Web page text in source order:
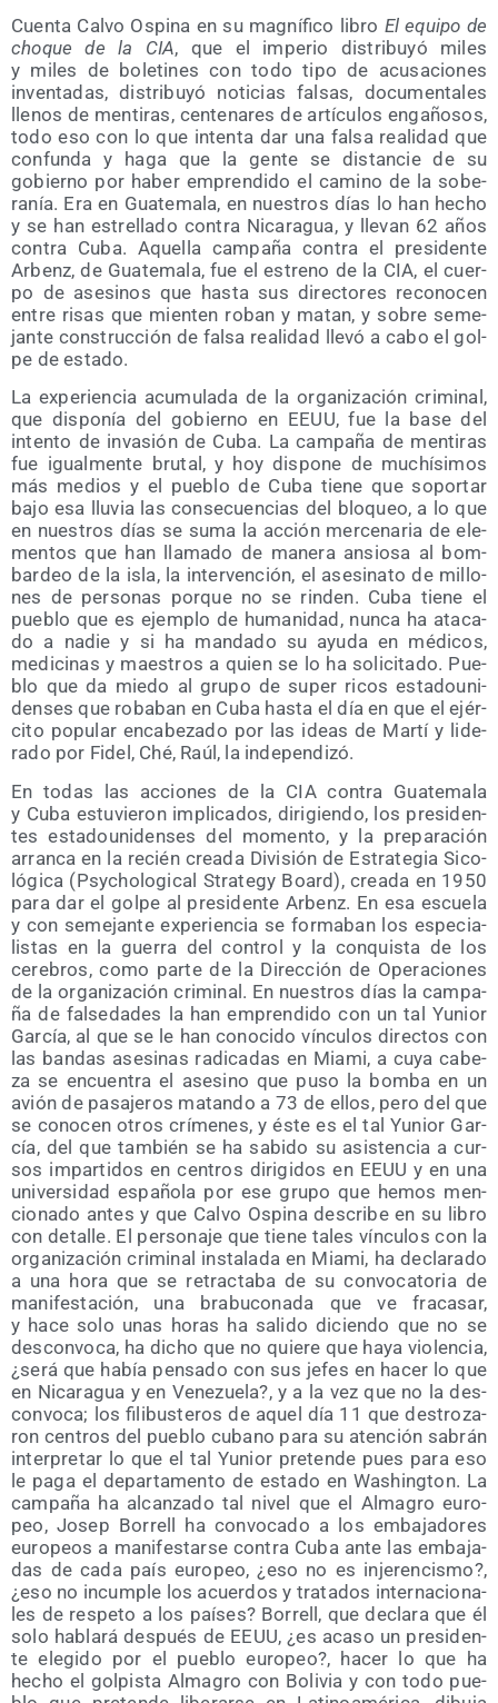
Cuen­ta Cal­vo Ospi­na en su mag­ní­fi­co libro El equi­po de
cho­que de la CIA, que el impe­rio dis­tri­bu­yó miles
y miles de bole­ti­nes con todo tipo de acu­sa­cio­nes
inven­ta­das, dis­tri­bu­yó noti­cias fal­sas, docu­men­ta­les
lle­nos de men­ti­ras, cen­te­na­res de artícu­los enga­ño­sos,
todo eso con lo que inten­ta dar una fal­sa reali­dad que
con­fun­da y haga que la gen­te se dis­tan­cie de su
gobierno por haber empren­di­do el camino de la sobe­
ra­nía. Era en Gua­te­ma­la, en nues­tros días lo han hecho
y se han estre­lla­do con­tra Nica­ra­gua, y lle­van 62 años
con­tra Cuba. Aque­lla cam­pa­ña con­tra el pre­si­den­te
Arbenz, de Gua­te­ma­la, fue el estreno de la CIA, el cuer­
po de ase­si­nos que has­ta sus direc­to­res reco­no­cen
entre risas que mien­ten roban y matan, y sobre seme­
jan­te cons­truc­ción de fal­sa reali­dad lle­vó a cabo el gol­
pe de estado.
La expe­rien­cia acu­mu­la­da de la orga­ni­za­ción cri­mi­nal,
que dis­po­nía del gobierno en EEUU, fue la base del
inten­to de inva­sión de Cuba. La cam­pa­ña de men­ti­ras
fue igual­men­te bru­tal, y hoy dis­po­ne de muchí­si­mos
más medios y el pue­blo de Cuba tie­ne que sopor­tar
bajo esa llu­via las con­se­cuen­cias del blo­queo, a lo que
en nues­tros días se suma la acción mer­ce­na­ria de ele­
men­tos que han lla­ma­do de mane­ra ansio­sa al bom­
bar­deo de la isla, la inter­ven­ción, el ase­si­na­to de millo­
nes de per­so­nas por­que no se rin­den. Cuba tie­ne el
pue­blo que es ejem­plo de huma­ni­dad, nun­ca ha ata­ca­
do a nadie y si ha man­da­do su ayu­da en médi­cos,
medi­ci­nas y maes­tros a quien se lo ha soli­ci­ta­do. Pue­
blo que da mie­do al gru­po de super ricos esta­dou­ni­
den­ses que roba­ban en Cuba has­ta el día en que el ejér­
ci­to popu­lar enca­be­za­do por las ideas de Mar­tí y lide­
ra­do por Fidel, Ché, Raúl, la independizó.
En todas las accio­nes de la CIA con­tra Gua­te­ma­la
y Cuba estu­vie­ron impli­ca­dos, diri­gien­do, los pre­si­den­
tes esta­dou­ni­den­ses del momen­to, y la pre­pa­ra­ción
arran­ca en la recién crea­da Divi­sión de Estra­te­gia Sico­
ló­gi­ca (Psy­cho­lo­gi­cal Stra­tegy Board), crea­da en 1950
para dar el gol­pe al pre­si­den­te Arbenz. En esa escue­la
y con seme­jan­te expe­rien­cia se for­ma­ban los espe­cia­
lis­tas en la gue­rra del con­trol y la con­quis­ta de los
cere­bros, como par­te de la Direc­ción de Ope­ra­cio­nes
de la orga­ni­za­ción cri­mi­nal. En nues­tros días la cam­pa­
ña de fal­se­da­des la han empren­di­do con un tal Yunior
Gar­cía, al que se le han cono­ci­do víncu­los direc­tos con
las ban­das ase­si­nas radi­ca­das en Mia­mi, a cuya cabe­
za se encuen­tra el ase­sino que puso la bom­ba en un
avión de pasa­je­ros matan­do a 73 de ellos, pero del que
se cono­cen otros crí­me­nes, y éste es el tal Yunior Gar­
cía, del que tam­bién se ha sabi­do su asis­ten­cia a cur­
sos impar­ti­dos en cen­tros diri­gi­dos en EEUU y en una
uni­ver­si­dad espa­ño­la por ese gru­po que hemos men­
cio­na­do antes y que Cal­vo Ospi­na des­cri­be en su libro
con deta­lle. El per­so­na­je que tie­ne tales víncu­los con la
orga­ni­za­ción cri­mi­nal ins­ta­la­da en Mia­mi, ha decla­ra­do
a una hora que se retrac­ta­ba de su con­vo­ca­to­ria de
mani­fes­ta­ción, una bra­bu­co­na­da que ve fra­ca­sar,
y hace solo unas horas ha sali­do dicien­do que no se
des­con­vo­ca, ha dicho que no quie­re que haya vio­len­cia,
¿será que había pen­sa­do con sus jefes en hacer lo que
en Nica­ra­gua y en Vene­zue­la?, y a la vez que no la des­
con­vo­ca; los fili­bus­te­ros de aquel día 11 que des­tro­za­
ron cen­tros del pue­blo cubano para su aten­ción sabrán
inter­pre­tar lo que el tal Yunior pre­ten­de pues para eso
le paga el depar­ta­men­to de esta­do en Washing­ton. La
cam­pa­ña ha alcan­za­do tal nivel que el Alma­gro euro­
peo, Josep Borrell ha con­vo­ca­do a los emba­ja­do­res
euro­peos a mani­fes­tar­se con­tra Cuba ante las emba­ja­
das de cada país euro­peo, ¿eso no es inje­ren­cis­mo?,
¿eso no incum­ple los acuer­dos y tra­ta­dos inter­na­cio­na­
les de res­pe­to a los paí­ses? Borrell, que decla­ra que él
solo habla­rá des­pués de EEUU, ¿es aca­so un pre­si­den­
te ele­gi­do por el pue­blo euro­peo?, hacer lo que ha
hecho el gol­pis­ta Alma­gro con Boli­via y con todo pue­